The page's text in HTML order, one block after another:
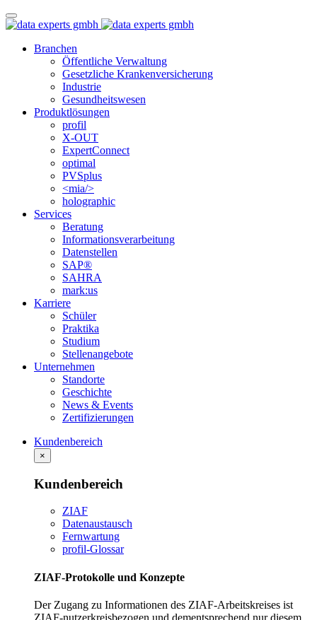
Branchen
Öffentliche Verwaltung
Gesetzliche Krankenversicherung
Industrie
Gesundheitswesen
Produktlösungen
profil
X-OUT
ExpertConnect
optimal
PVSplus
<mia/>
holographic
Services
Beratung
Informations­verarbeitung
Datenstellen
SAP®
SAHRA
mark:us
Karriere
Schüler
Praktika
Studium
Stellenangebote
Unternehmen
Standorte
Geschichte
News & Events
Zertifizierungen
Kundenbereich
×
Kundenbereich
ZIAF
Datenaustausch
Fernwartung
profil-Glossar
ZIAF-Protokolle und Konzepte
Der Zugang zu Informationen des ZIAF-Arbeitskreises ist
ZIAF-nutzerkreisbezogen und dementsprechend nur diesem